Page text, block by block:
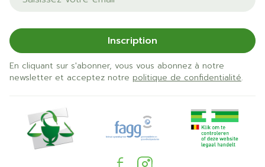
Inscription
En cliquant sur s'abonner, vous vous abonnez à notre
newsletter et acceptez notre politique de confidentialité.